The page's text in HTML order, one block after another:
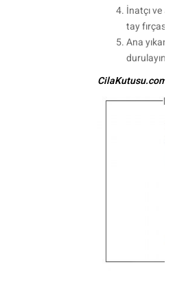
İnatçı ve
tay fırçası
Ana
durulayın.
CilaKutusu.com